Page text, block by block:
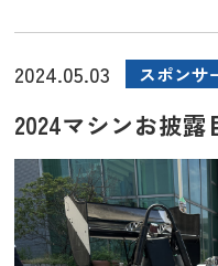
2024.05.03 スポンサ
2024マシンお披露